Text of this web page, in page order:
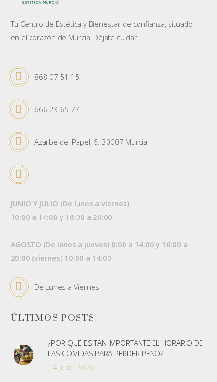
Tu Centro de Estética y Bienestar de confianza, situado
en el corazón de Murcia ¡Déjate cuidar!
868 07 51 15
666 23 65 77
Azarbe del Papel, 6. 30007 Murcia
JUNIO Y JULIO (De lunes a viernes)
10:00 a 14:00 y 16:00 a 20:00
AGOSTO (De lunes a jueves) 0:00 a 14:00 y 16:00 a
20:00 (viernes) 10:00 a 14:00
De Lunes a Viernes
ÚLTIMOS POSTS
¿POR QUÉ ES TAN IMPORTANTE EL HORARIO DE
LAS COMIDAS PARA PERDER PESO?
14 julio, 2026